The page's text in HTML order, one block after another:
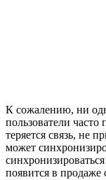
К сожалению, ни
пользователи
теряется связь, не
может
появится в